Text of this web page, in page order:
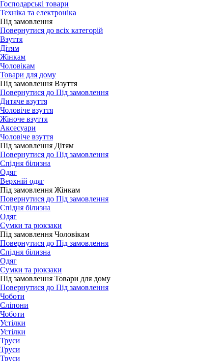
Господарські товари
Техніка та електроніка
Під замовлення
Повернутися до всіх категорій
Взуття
Дітям
Жінкам
Чоловікам
Товари для дому
Під замовлення Взуття
Повернутися до Під замовлення
Дитяче взуття
Чоловіче взуття
Жіноче взуття
Аксесуари
Чоловіче взуття
Під замовлення Дітям
Повернутися до Під замовлення
Спідня білизна
Одяг
Верхній одяг
Під замовлення Жінкам
Повернутися до Під замовлення
Спідня білизна
Одяг
Сумки та рюкзаки
Під замовлення Чоловікам
Повернутися до Під замовлення
Спідня білизна
Одяг
Сумки та рюкзаки
Під замовлення Товари для дому
Повернутися до Під замовлення
Чоботи
Сліпони
Чоботи
Устілки
Устілки
Труси
Труси
Труси